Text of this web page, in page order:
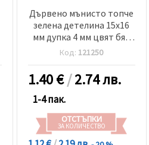
Дървено мънисто топче
зелена детелина 15x16
мм дупка 4 мм цвят бял
-10 броя
Код: 121250
1.40€/2.74 лв.
1-4 пак.
ОТСТЪПКИ
ЗА КОЛИЧЕСТВО